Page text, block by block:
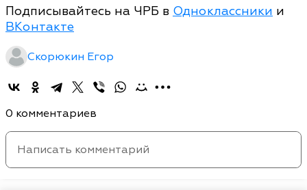
Подписывайтесь на ЧРБ в Одноклассники и
ВКонтакте
Скорюкин Егор
0 комментариев